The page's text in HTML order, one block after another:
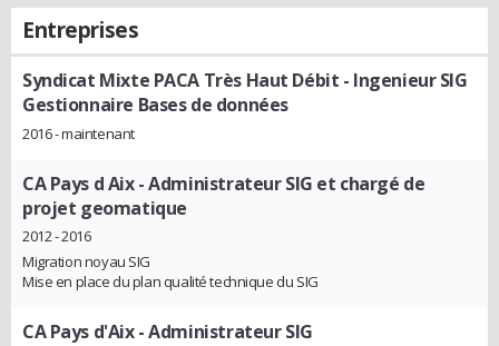
Entreprises
Syndicat Mixte PACA Très Haut Débit - Ingenieur SIG
Gestionnaire Bases de données
2016 - maintenant
CA Pays d Aix- Administrateur SIG et chargé de
projet geomatique
2012 - 2016
Migration noyau SIG
Mise en place du plan qualité technique du SIG
CA Pays d'Aix- Administrateur SIG